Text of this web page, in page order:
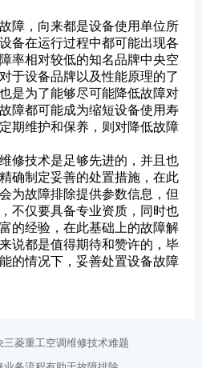
，向来都是设备使用单位所
设备在运行过程中都可能出现各
障率相对较低的知名品牌中央空
对于设备品牌以及性能原理的了
也是为了能够尽可能降低故障对
故障都可能成为缩短设备使用寿
期维护和保养，则对降低故障
修技术是足够先进的，并且也
制定妥善的处置措施，在此
为故障排除提供参数信息，但
不仅要具备专业资质，同时也
经验，在此基础上的故障解
说都是值得期待和赞许的，毕
情况下，妥善处置设备故障
菱重工空调维修技术难题